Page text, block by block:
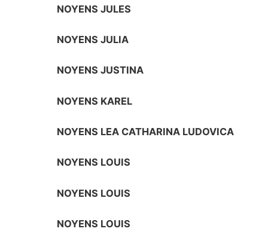
NOYENS JULES
NOYENS JULIA
NOYENS JUSTINA
NOYENS KAREL
NOYENS LEA CATHARINA LUDOVICA
NOYENS LOUIS
NOYENS LOUIS
NOYENS LOUIS